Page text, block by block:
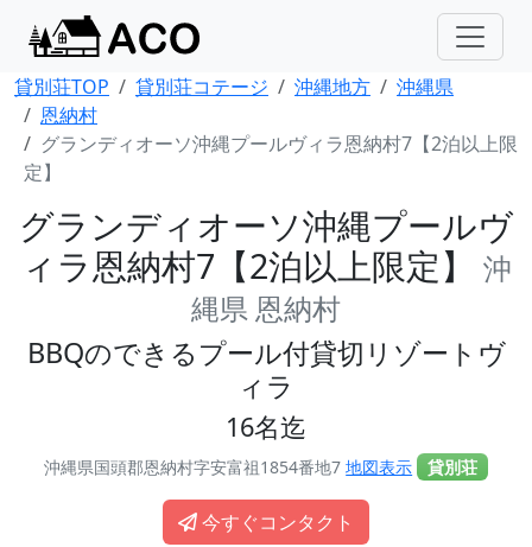
貸別荘TOP 貸別荘コテージ 沖縄地方
沖縄県
恩納村
グランディオーソ沖縄プールヴィラ恩納村7【2泊以上限
定】
グランディオーソ沖縄プールヴ
ィラ恩納村7【2泊以上限定】
沖
縄県 恩納村
BBQのできるプール付貸切リゾートヴ
ィラ
16名迄
沖縄県国頭郡恩納村字安富祖1854番地7地図表示 貸別荘
今すぐコンタクト